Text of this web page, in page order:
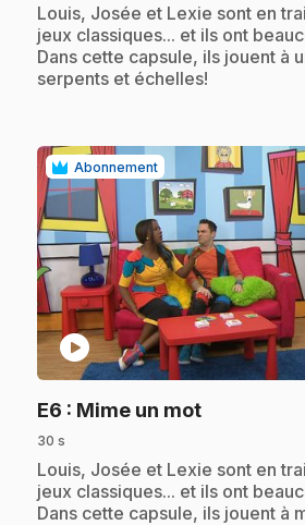
.Louis, Josée et Lexie sont en
jeux classiques... et ils ont
Dans cette capsule, ils jouent à
serpents et échelles!
Abonnement
play_circle
E6 : Mime un mot.
30 s
.Louis, Josée et Lexie sont en
jeux classiques... et ils ont
Dans cette capsule, ils jouent à